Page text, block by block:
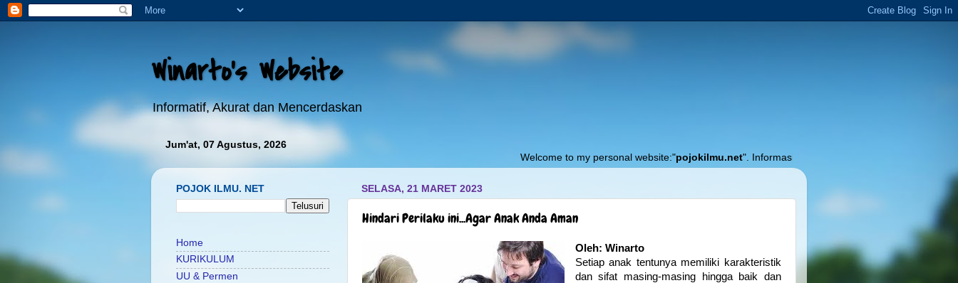
Winarto's Website
Informatif, Akurat dan Mencerdaskan
Jum'at, 07 Agustus, 2026
Welcome to my personal website:"pojokilmu.net". Informasi Akurat Seputar Pendidikan, Pembelajaran dan
SELASA, 21 MARET 2023
Hindari Perilaku ini...Agar Anak Anda Aman
Oleh: Winarto
Setiap anak tentunya memiliki karakteristik
dan sifat masing-masing hingga baik dan
POJOK ILMU. NET
Home
KURIKULUM
UU & Permen